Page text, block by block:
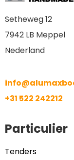
Setheweg 12
7942 LB Meppel
Nederland
+31 522 242212
Particulier
Tenders